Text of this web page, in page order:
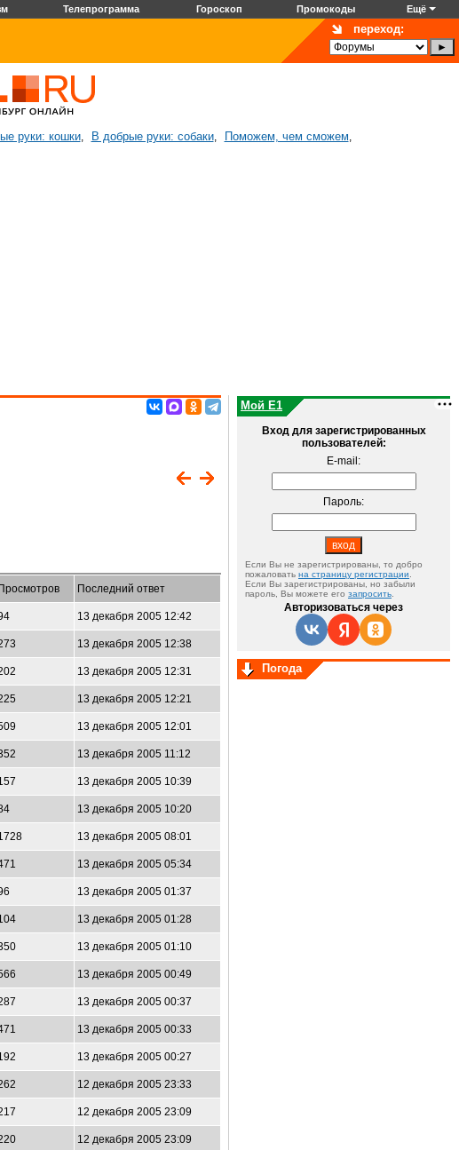
Телепрограмма Гороскоп Промокоды Ещё
переход:
руки: кошки, В добрые руки: собаки, Поможем, чем сможем,
Просмотров Последний ответ
13 декабря 2005 12:42
13 декабря 2005 12:38
13 декабря 2005 12:31
13 декабря 2005 12:21
13 декабря 2005 12:01
13 декабря 2005 11:12
13 декабря 2005 10:39
13 декабря 2005 10:20
13 декабря 2005 08:01
13 декабря 2005 05:34
13 декабря 2005 01:37
13 декабря 2005 01:28
13 декабря 2005 01:10
13 декабря 2005 00:49
13 декабря 2005 00:37
13 декабря 2005 00:33
13 декабря 2005 00:27
12 декабря 2005 23:33
12 декабря 2005 23:09
12 декабря 2005 23:09
Мой E1
Вход для зарегистрированных
пользователей:
E-mail:
Пароль:
Если Вы не зарегистрированы, то добро
пожаловать на страницу регистрации
Если Вы зарегистрированы, но забыли
пароль, Вы можете его запросить
Авторизоваться через
Погода